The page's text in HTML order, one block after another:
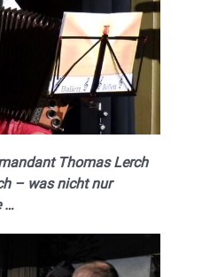
Thomas Lerch
– was nicht nur
…